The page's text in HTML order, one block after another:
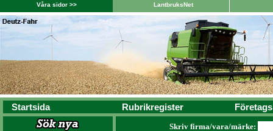
Våra sidor >> LantbruksNet
Startsida Rubrikregister
Skriv firma/vara/märke: